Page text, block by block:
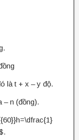
là t + x – y độ.
(đồng).